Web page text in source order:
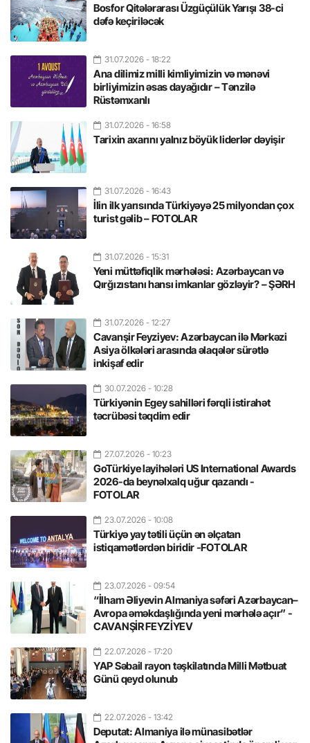
Bosfor Qitələrarası Üzgüçülük Yarışı 38-ci
dəfə keçiriləcək
31.07.2026 - 18:22
Ana dilimiz milli kimliyimizin və mənəvi
birliyimizin əsas dayağıdır – Tənzilə
Rüstəmxanlı
31.07.2026 - 16:58
Tarixin axarını yalnız böyük liderlər dəyişir
31.07.2026 - 16:43
İlin ilk yarısında Türkiyəyə 25 milyondan çox
turist gəlib – FOTOLAR
31.07.2026 - 15:31
Yeni müttəfiqlik mərhələsi: Azərbaycan və
Qırğızıstanı hansı imkanlar gözləyir? – ŞƏRH
31.07.2026 - 12:27
Cavanşir Feyziyev: Azərbaycan ilə Mərkəzi
Asiya ölkələri arasında əlaqələr sürətlə
inkişaf edir
30.07.2026 - 10:28
Türkiyənin Egey sahilləri fərqli istirahət
təcrübəsi təqdim edir
27.07.2026 - 10:23
GoTürkiye layihələri US International Awards
2026-da beynəlxalq uğur qazandı -
FOTOLAR
23.07.2026 - 10:08
Türkiyə yay tətili üçün ən əlçatan
istiqamətlərdən biridir -FOTOLAR
23.07.2026 - 09:54
“İlham Əliyevin Almaniya səfəri Azərbaycan–
Avropa əməkdaşlığında yeni mərhələ açır” -
CAVANŞİR FEYZİYEV
22.07.2026 - 17:20
YAP Səbail rayon təşkilatında Milli Mətbuat
Günü qeyd olunub
22.07.2026 - 13:42
Deputat: Almaniya ilə münasibətlər